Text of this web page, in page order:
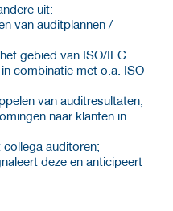
uit:
van auditplannen /
gebied van ISO/IEC
combinatie met o.a. ISO
van auditresultaten,
naar klanten in
auditoren;
deze en anticipeert